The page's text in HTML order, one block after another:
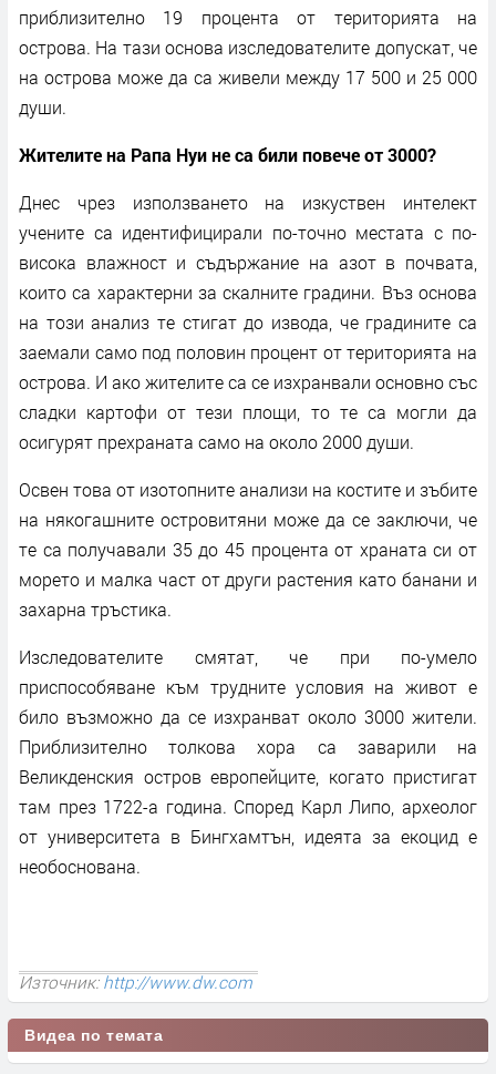
приблизително 19 процента от територията на
острова. На тази основа изследователите допускат, че
на острова може да са живели между 17 500 и 25 000
души.
Жителите на Рапа Нуи не са били повече от 3000?
Днес чрез използването на изкуствен интелект
учените са идентифицирали по-точно местата с по-
висока влажност и съдържание на азот в почвата,
които са характерни за скалните градини. Въз основа
на този анализ те стигат до извода, че градините са
заемали само под половин процент от територията на
острова. И ако жителите са се изхранвали основно със
сладки картофи от тези площи, то те са могли да
осигурят прехраната само на около 2000 души.
Освен това от изотопните анализи на костите и зъбите
на някогашните островитяни може да се заключи, че
те са получавали 35 до 45 процента от храната си от
морето и малка част от други растения като банани и
захарна тръстика.
Изследователите смятат, че при по-умело
приспособяване към трудните условия на живот е
било възможно да се изхранват около 3000 жители.
Приблизително толкова хора са заварили на
Великденския остров европейците, когато пристигат
там през 1722-а година. Според Карл Липо, археолог
от университета в Бингхамтън, идеята за екоцид е
необоснована.
Източник: http://www.dw.com
Видеа по темата